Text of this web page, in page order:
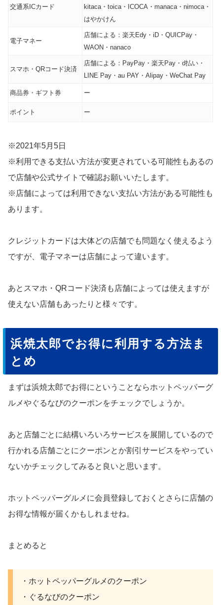
交通系ICカード
kitaca・toica・ICOCA・manaca・nimoca・
はやかけん
電子マネー
店舗による：楽天Edy・iD・QUICPay・
WAON・nanaco
スマホ・QRコード決済
店舗による：PayPay・楽天Pay・d払い・
LINE Pay・au PAY・Alipay・WeChat Pay
商品券・ギフト券 ー
ポイント ー
※2021年5月5日
※利用できる支払い方法が変更されている可能性もあるの
で店舗や公式サイトで確認お願いいたします。
※店舗によっては利用できない支払い方法がある可能性も
あります。
クレジットカードは大体どの店舗でも問題なく使えるよう
ですが、電子マネーは店舗によって違います。
あとスマホ・QRコード決済も店舗によっては使えますが
使えない店舗もあったりと様々です。
浜焼太郎でお得に利用する方法ま
とめ
まずは浜焼太郎でお得にということならホットペッパーグ
ルメやぐるなびのクーポンをチェックでしょうか。
あと店舗ごとに結構いろいろサービスを展開しているので
行かれる店舗ごとにクーポンとか割引サービスをやってい
ないかチェックしてみると良いと思います。
ホットペッパーグルメに会員登録しておくとさらに店舗の
お得な情報が届くかもしれませね。
まとめると
・ホットペッパーグルメのクーポン
・ぐるなびのクーポン